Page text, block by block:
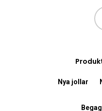
Nya jollar